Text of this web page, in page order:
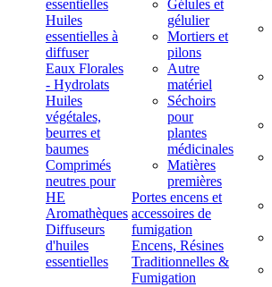
essentielles
Huiles
essentielles à
diffuser
Eaux Florales
- Hydrolats
Huiles
végétales,
beurres et
baumes
Comprimés
neutres pour
HE
Aromathèques
Diffuseurs
d'huiles
essentielles
Gélules et
gélulier
Mortiers et
pilons
Autre
matériel
Séchoirs
pour
plantes
médicinales
Matières
premières
Portes encens et
accessoires de
fumigation
Encens, Résines
Traditionnelles &
Fumigation